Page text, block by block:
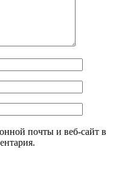
почты и веб-сайт в